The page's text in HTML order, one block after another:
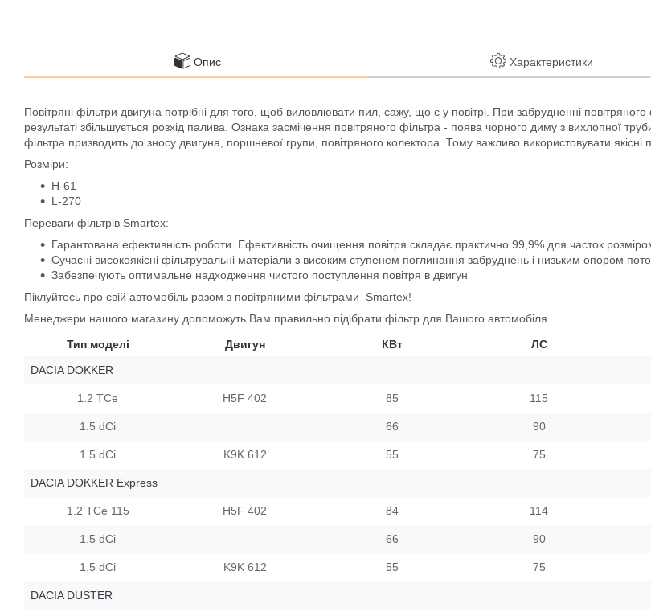
Опис Характеристики
Повітряні фільтри двигуна потрібні для того, щоб виловлювати пил, сажу, що є у повітрі. При забрудненні
результаті збільшується розхід палива. Ознака засмічення повітряного фільтра - поява чорного диму з вихлопної
фільтра призводить до зносу двигуна, поршневої групи, повітряного колектора. Тому важливо використовувати якісні
Розміри:
H-61
L-270
Переваги фільтрів Smartex:
Гарантована ефективність роботи. Ефективність очищення повітря складає практично 99,9% для часток розміром
Сучасні високоякісні фільтрувальні матеріали з високим ступенем поглинання забруднень і низьким опором
Забезпечують оптимальне надходження чистого поступлення повітря в двигун
Піклуйтесь про свій автомобіль разом з повітряними фільтрами Smartex!
Менеджери нашого магазину допоможуть Вам правильно підібрати фільтр для Вашого автомобіля.
Тип моделі
Двигун КВт ЛС
DACIA DOKKER
1.2 TCe H5F 402 85 115
1.5 dCi 66 90
1.5 dCi K9K 612 55 75
DACIA DOKKER Express
1.2 TCe 115 H5F 402 84 114
1.5 dCi 66 90
1.5 dCi K9K 612 55 75
DACIA DUSTER